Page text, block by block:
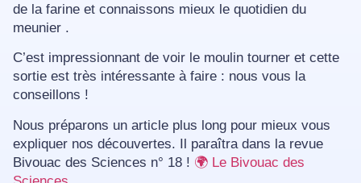
de la farine et connaissons mieux le quotidien du
meunier .
C’est impressionnant de voir le moulin tourner et cette
sortie est très intéressante à faire : nous vous la
conseillons !
Nous préparons un article plus long pour mieux vous
expliquer nos découvertes. Il paraîtra dans la revue
Bivouac des Sciences n° 18 ! 🌍 Le Bivouac des